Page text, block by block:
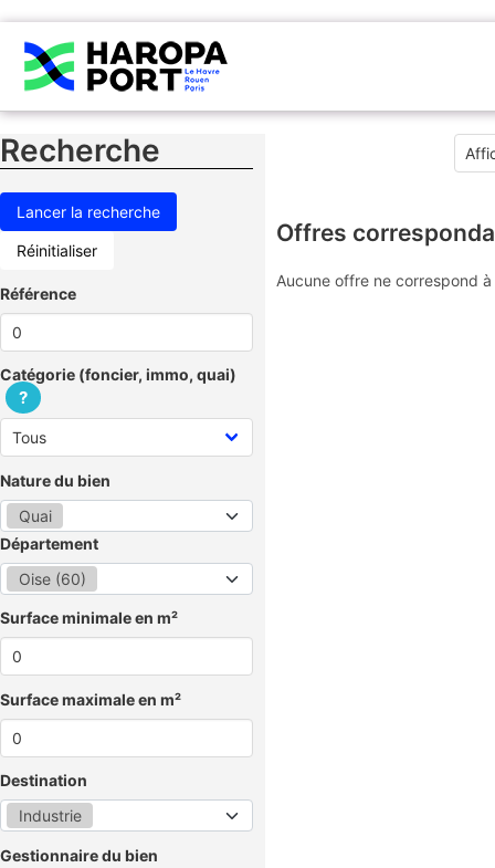
Recherche
Réinitialiser
Référence
Catégorie (foncier, immo, quai)
?
Nature du bien
Quai
Département
Oise (60)
Surface minimale en m²
Surface maximale en m²
Destination
Industrie
Gestionnaire du bien
Offres
Aucune offre ne correspond